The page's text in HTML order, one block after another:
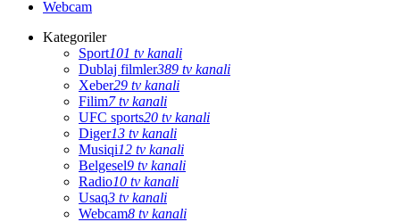
Webcam
Kategoriler
Sport101 tv kanali
Dublaj filmler389 tv kanali
Xeber29 tv kanali
Filim7 tv kanali
UFC sports20 tv kanali
Diger13 tv kanali
Musiqi12 tv kanali
Belgesel9 tv kanali
Radio10 tv kanali
Usaq3 tv kanali
Webcam8 tv kanali